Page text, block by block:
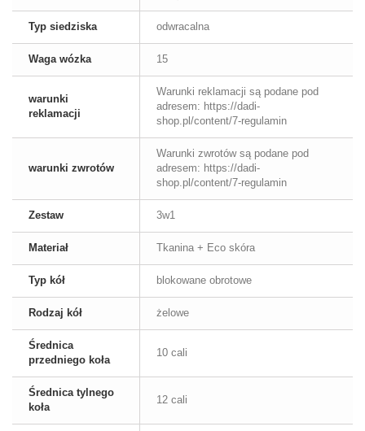
Typ siedziska odwracalna
Waga wózka 15
warunki
reklamacji
Warunki reklamacji są podane pod
adresem: https://dadi-
shop.pl/content/7-regulamin
warunki zwrotów
Warunki zwrotów są podane pod
adresem: https://dadi-
shop.pl/content/7-regulamin
Zestaw 3w1
Materiał Tkanina + Eco skóra
Typ kół blokowane obrotowe
Rodzaj kół żelowe
Średnica
przedniego koła
10 cali
Średnica tylnego
koła
12 cali